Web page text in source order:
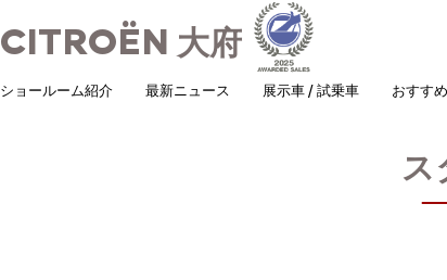
CITROËN 大府
ショールーム紹介 最新ニュース 展示車 / 試乗車 おすす
ス